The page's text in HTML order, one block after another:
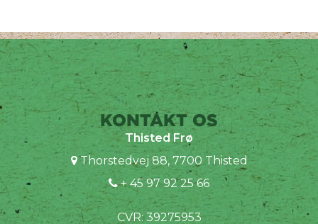
KONTAKT OS
Thisted Frø
Thorstedvej 88, 7700 Thisted
+ 45 97 92 25 66
CVR: 39275953